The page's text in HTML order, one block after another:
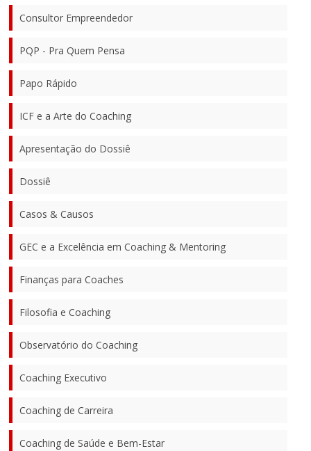
Consultor Empreendedor
PQP - Pra Quem Pensa
Papo Rápido
ICF e a Arte do Coaching
Apresentação do Dossiê
Dossiê
Casos & Causos
GEC e a Excelência em Coaching & Mentoring
Finanças para Coaches
Filosofia e Coaching
Observatório do Coaching
Coaching Executivo
Coaching de Carreira
Coaching de Saúde e Bem-Estar